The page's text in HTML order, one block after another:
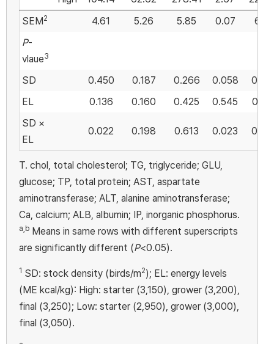
SEM2 4.61 5.26 5.85 0.07
6.43
P-
vlaue3
SD 0.450 0.187 0.266 0.058
EL
0.136 0.160 0.425 0.545
SD ×
EL
0.022 0.198 0.613 0.023
T. chol, total cholesterol; TG, triglyceride; GLU,
glucose; TP, total protein; AST, aspartate
aminotransferase; ALT, alanine aminotransferase;
Ca, calcium; ALB, albumin; IP, inorganic phosphorus.
a,b Means in same rows with different superscripts
are significantly different (P<0.05).
1 SD: stock density (birds/m2); EL: energy levels
(ME kcal/kg): High: starter (3,150), grower (3,200),
final (3,250); Low: starter (2,950), grower (3,000),
final (3,050).